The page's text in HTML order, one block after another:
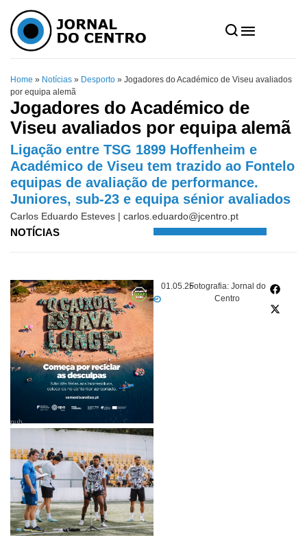
Home » Notícias » Desporto » Jogadores do Académico de Viseu avaliados
por equipa alemã
Jogadores do Académico de
Viseu avaliados por equipa alemã
Ligação entre TSG 1899 Hoffenheim e
Académico de Viseu tem trazido ao Fontelo
equipas de avaliação de performance.
Juniores, sub-23 e equipa sénior avaliados
Carlos Eduardo Esteves | carlos.eduardo@jcentro.pt
NOTÍCIAS
01.05.25Fotografia: Jornal do
Centro
pub